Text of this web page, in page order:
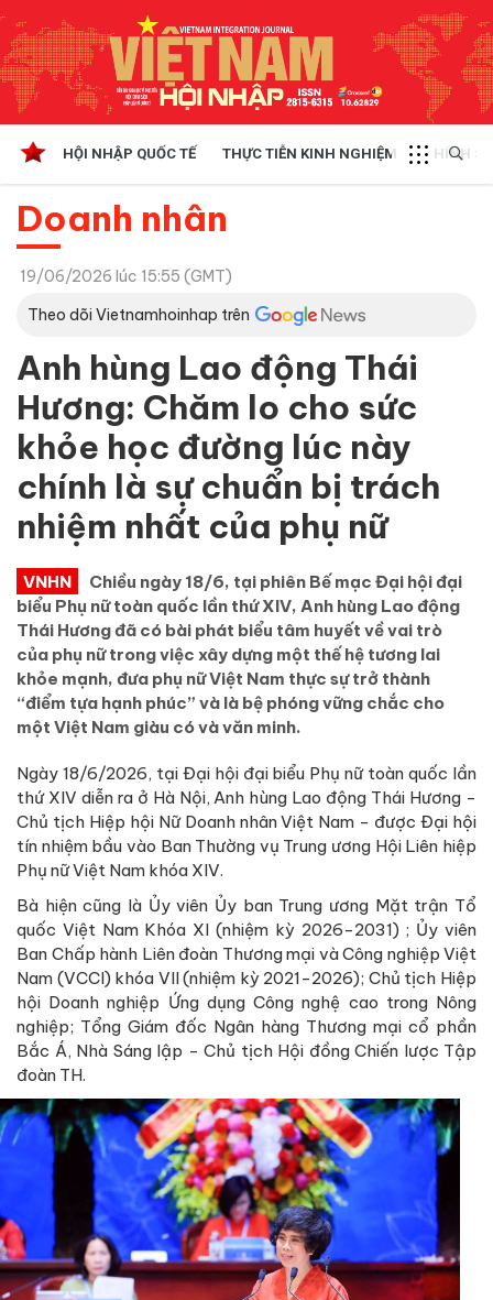
HỘI NHẬP QUỐC TẾ THỰC TIỄN KINH NGHIỆM CHÍNH
Doanh nhân
19/06/2026 lúc 15:55 (GMT)
Theo dõi Vietnamhoinhap trên
Anh hùng Lao động Thái
Hương: Chăm lo cho sức
khỏe học đường lúc này
chính là sự chuẩn bị trách
nhiệm nhất của phụ nữ
VNHN
Chiều ngày 18/6, tại phiên Bế mạc Đại hội đại
biểu Phụ nữ toàn quốc lần thứ XIV, Anh hùng Lao động
Thái Hương đã có bài phát biểu tâm huyết về vai trò
của phụ nữ trong việc xây dựng một thế hệ tương lai
khỏe mạnh, đưa phụ nữ Việt Nam thực sự trở thành
“điểm tựa hạnh phúc” và là bệ phóng vững chắc cho
một Việt Nam giàu có và văn minh.
Ngày 18/6/2026, tại Đại hội đại biểu Phụ nữ toàn quốc lần
thứ XIV diễn ra ở Hà Nội, Anh hùng Lao động Thái Hương -
Chủ tịch Hiệp hội Nữ Doanh nhân Việt Nam - được Đại hội
tín nhiệm bầu vào Ban Thường vụ Trung ương Hội Liên hiệp
Phụ nữ Việt Nam khóa XIV.
Bà hiện cũng là Ủy viên Ủy ban Trung ương Mặt trận Tổ
quốc Việt Nam Khóa XI (nhiệm kỳ 2026-2031) ; Ủy viên
Ban Chấp hành Liên đoàn Thương mại và Công nghiệp Việt
Nam (VCCI) khóa VII (nhiệm kỳ 2021-2026); Chủ tịch Hiệp
hội Doanh nghiệp Ứng dụng Công nghệ cao trong Nông
nghiệp; Tổng Giám đốc Ngân hàng Thương mại cổ phần
Bắc Á, Nhà Sáng lập - Chủ tịch Hội đồng Chiến lược Tập
đoàn TH.